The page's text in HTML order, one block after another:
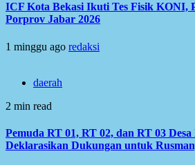
ICF Kota Bekasi Ikuti Tes Fisik KONI,
Porprov Jabar 2026
1 minggu ago redaksi
daerah
2 min read
Pemuda RT 01, RT 02, dan RT 03
Deklarasikan Dukungan untuk